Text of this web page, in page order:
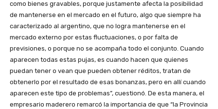
como bienes gravables, porque justamente afecta la posibilidad
de mantenerse en el mercado en el futuro, algo que siempre ha
caracterizado al argentino, que no logra mantenerse en el
mercado externo por estas fluctuaciones, o por falta de
previsiones, o porque no se acompaña todo el conjunto. Cuando
aparecen todas estas pujas, es cuando hacen que quienes
puedan tener o vean que pueden obtener réditos, tratan de
obtenerlo por el resultado de esas bonanzas, pero en allí cuando
aparecen este tipo de problemas”, cuestionó. De esta manera, el
empresario maderero remarcó la importancia de que “la Provincia